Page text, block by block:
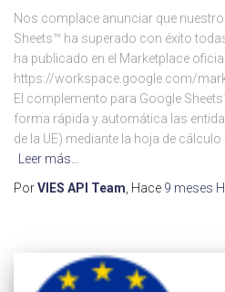
Nos complace anunciar que
Sheets™ ha superado con éxito
ha publicado en el Marketplace
https://workspace.google.com/
El complemento para Google
forma rápida y automática las
de la UE) mediante la hoja de
Leer más…
PorVIES API Team, Hace 9 meses